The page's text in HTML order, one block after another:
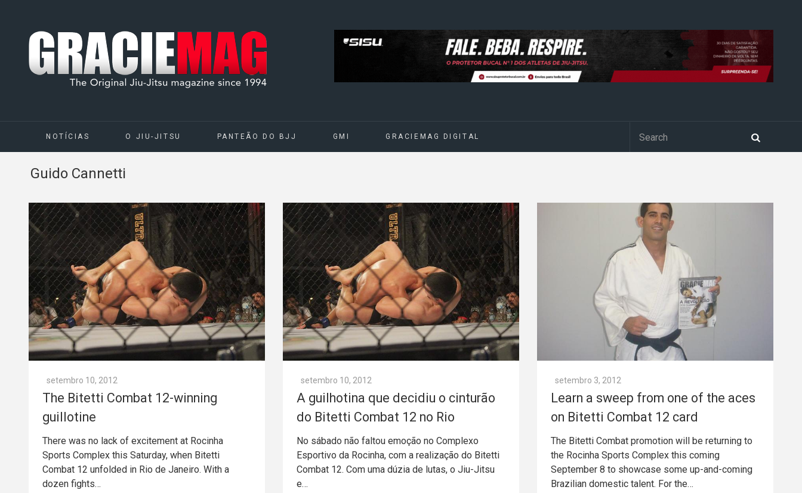
NOTÍCIAS O JIU-JITSU PANTEÃO DO BJJ GMI GRACIEMAG DIGITAL
Guido Cannetti
setembro 10, 2012
The Bitetti Combat 12-winning
guillotine
There was no lack of excitement at Rocinha
Sports Complex this Saturday, when Bitetti
Combat 12 unfolded in Rio de Janeiro. With a
dozen fights…
setembro 10, 2012
A guilhotina que decidiu o cinturão
do Bitetti Combat 12‏ no Rio
No sábado não faltou emoção no Complexo
Esportivo da Rocinha, com a realização do Bitetti
Combat 12. Com uma dúzia de lutas, o Jiu-Jitsu
e…
setembro 3, 2012
Learn a sweep from one of the aces
on Bitetti Combat 12 card
The Bitetti Combat promotion will be returning to
the Rocinha Sports Complex this coming
September 8 to showcase some up-and-coming
Brazilian domestic talent. For the…